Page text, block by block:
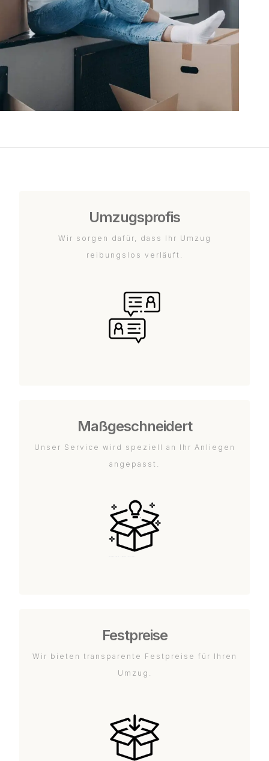
Umzugsprofis
Wir sorgen dafür, dass Ihr Umzug
reibungslos verläuft.
Maßgeschneidert
Unser Service wird speziell an Ihr Anliegen
angepasst.
Festpreise
Wir bieten transparente Festpreise für Ihren
Umzug.